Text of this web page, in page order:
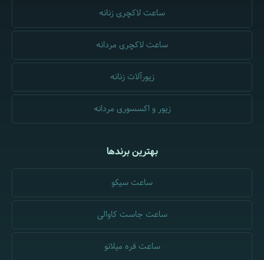
ساعت لاکچری زنانه
ساعت لاکچری مردانه
زیورآلات زنانه
زیور و اکسسوری مردانه
بهترین برندها
ساعت سیکو
ساعت جاست کاوالی
ساعت فره میلانو